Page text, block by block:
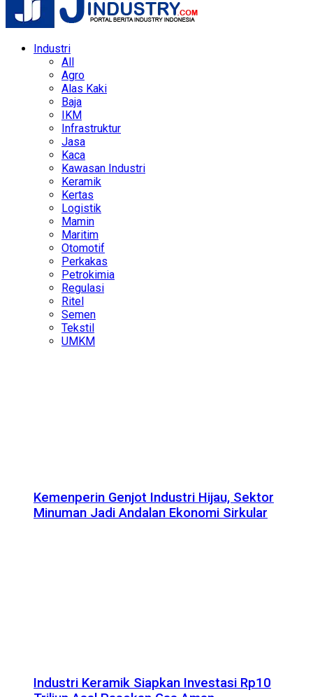
Industri
All
Agro
Alas Kaki
Baja
IKM
Infrastruktur
Jasa
Kaca
Kawasan Industri
Keramik
Kertas
Logistik
Mamin
Maritim
Otomotif
Perkakas
Petrokimia
Regulasi
Ritel
Semen
Tekstil
UMKM
Kemenperin Genjot Industri Hijau, Sektor
Minuman Jadi Andalan Ekonomi Sirkular
Industri Keramik Siapkan Investasi Rp10